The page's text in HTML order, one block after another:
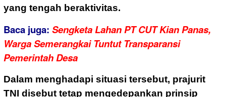
yang tengah beraktivitas.
Baca juga: Sengketa Lahan PT CUT Kian Panas,
Warga Semerangkai Tuntut Transparansi
Pemerintah Desa
Dalam menghadapi situasi tersebut, prajurit
TNI disebut tetap mengedepankan prinsip